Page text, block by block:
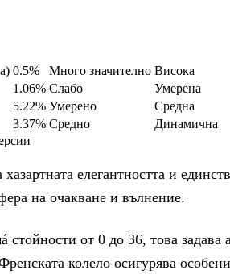
0.5% Много значително Висока
1.06% Слабо
Умерена
5.22% Умерено
Средна
3.37% Средно
Динамична
елегантността и
на очакване и вълнение.
стойности от 0 до 36, това
колело осигурява